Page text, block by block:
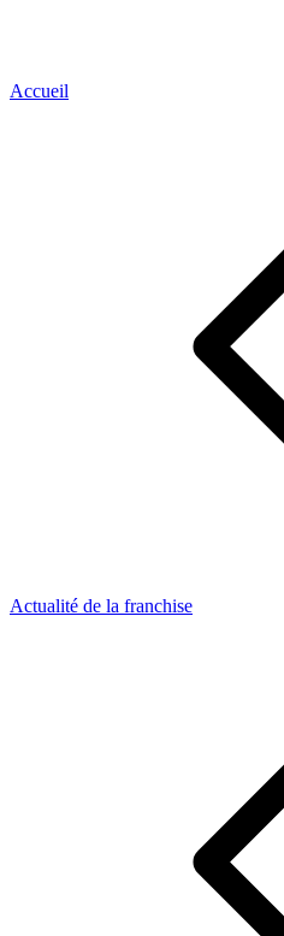
Accueil
Actualité de la franchise